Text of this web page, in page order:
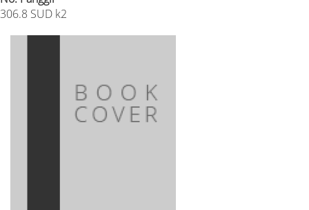
306.8 SUD k2